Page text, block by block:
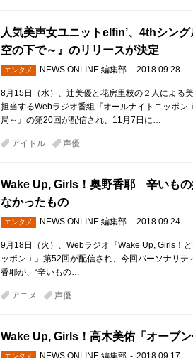
人気美声女ユニットelfin’、4thシン
空の下で～』のリリースが決定
エンタメ NEWS ONLINE 編集部 2018.09.28
8月15日（水）、辻美優と花房里枝の２人による
担当するWebラジオ番組『オールナイトニッポン
局～』の第20回が配信され、11月7日に…
アイドル 声優
Wake Up, Girls！奥野香耶 辛いもの
なかったもの
エンタメ NEWS ONLINE 編集部 2018.09.24
9月18日（火）、Webラジオ『Wake Up, Girls！
ッポンｉ』第52回が配信され、今回パーソナリ
香耶が、“辛いもの…
アニメ 声優
Wake Up, Girls！高木美佑「オーブン
エンタメ NEWS ONLINE 編集部 2018.09.17